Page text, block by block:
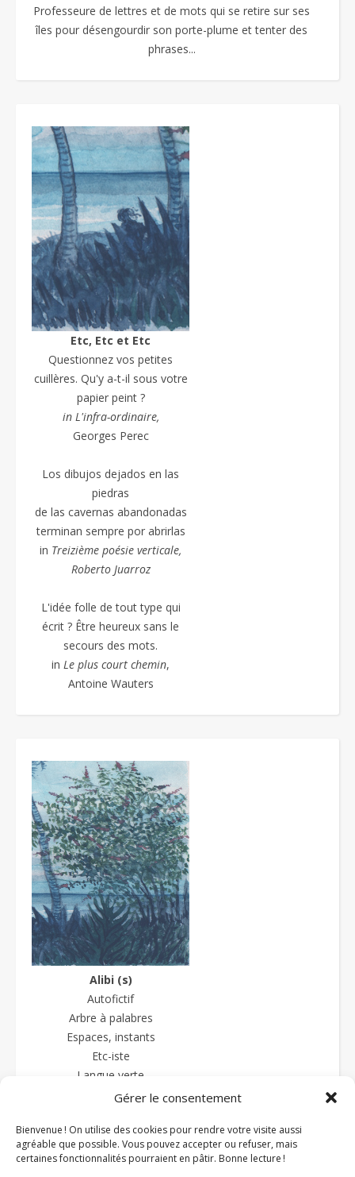
Gérer le consentement
Bienvenue ! On utilise des cookies pour rendre votre visite aussi
agréable que possible. Vous pouvez accepter ou refuser, mais
certaines fonctionnalités pourraient en pâtir. Bonne lecture !
Professeure de lettres et de mots qui se retire sur ses
îles pour désengourdir son porte-plume et tenter des
phrases...
Etc, Etc et Etc
Questionnez vos petites
cuillères. Qu'y a-t-il sous votre
papier peint ?
in L'infra-ordinaire,
Georges Perec
Los dibujos dejados en las
piedras
de las cavernas abandonadas
terminan sempre por abrirlas
in Treizième poésie verticale,
Roberto Juarroz
L'idée folle de tout type qui
écrit ? Être heureux sans le
secours des mots.
in Le plus court chemin,
Antoine Wauters
Alibi (s)
Autofictif
Arbre à palabres
Espaces, instants
Etc-iste
Langue verte
La langue sauce-piquante
Textures
Zazipo